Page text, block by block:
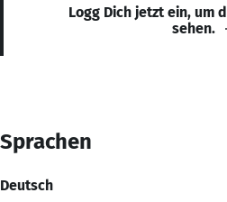
Logg Dich jetzt ein, um
sehen.
Sprachen
Deutsch